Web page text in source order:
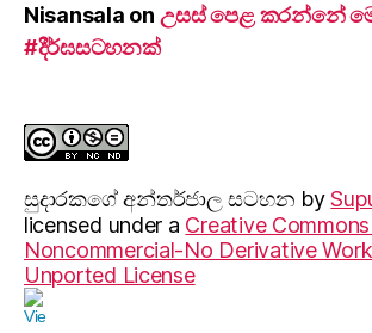
Nisansala on උසස් පෙළ කරන්නේ
#දීර්ඝසටහනක්
සුදාරක‍ගේ අන්තර්ජාල සටහන by
licensed under a Creative
Noncommercial-No Derivative
Unported License